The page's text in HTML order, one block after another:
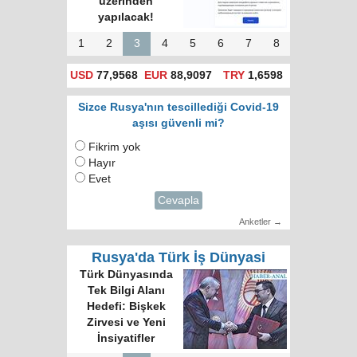
yapılacak!
1 2 3 4 5 6 7 8
USD 77,9568 EUR 88,9097 TRY1,6598
Sizce Rusya'nın tescillediği Covid-19
aşısı güvenli mi?
Fikrim yok
Hayır
Evet
Cevapla
Anketler →
Rusya'da Türk İş Dünyasi
Türk Dünyasında
Tek Bilgi Alanı
Hedefi: Bişkek
Zirvesi ve Yeni
İnsiyatifler